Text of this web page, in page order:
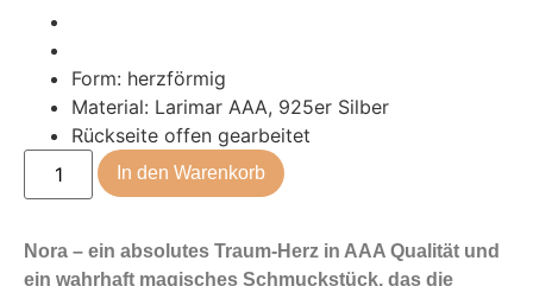
Form: herzförmig
Material: Larimar AAA, 925er Silber
Rückseite offen gearbeitet
In den Warenkorb
Nora – ein absolutes Traum-Herz in AAA Qualität und
ein wahrhaft magisches Schmuckstück, das die